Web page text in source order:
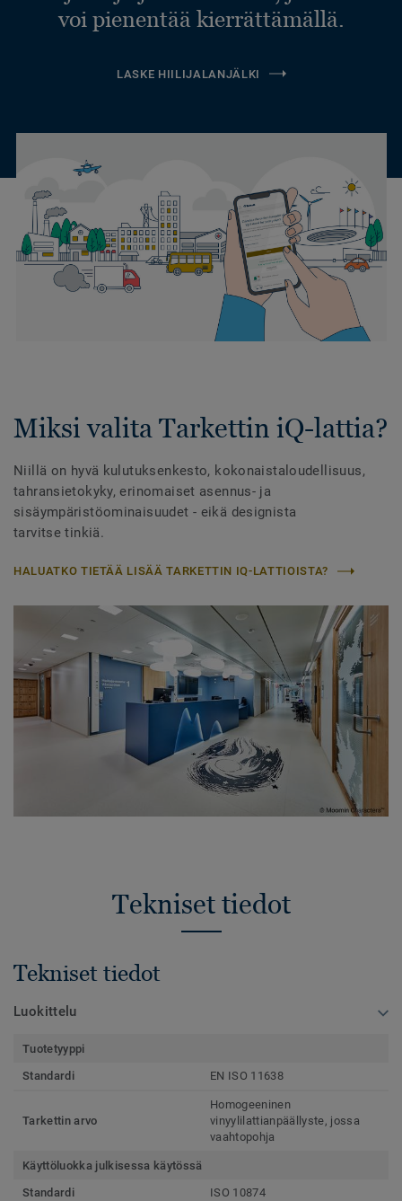
voi pienentää kierrättämällä.
LASKE HIILIJALANJÄLKI
Miksi valita Tarkettin iQ-lattia?
Niillä on hyvä kulutuksenkesto, kokonaistaloudellisuus,
tahransietokyky, erinomaiset asennus- ja
sisäympäristöominaisuudet - eikä designista
tarvitse tinkiä.
HALUATKO TIETÄÄ LISÄÄ TARKETTIN IQ-LATTIOISTA?
Tekniset tiedot
Tekniset tiedot
Luokittelu
Tuotetyyppi
Standardi
EN ISO 11638
Tarkettin arvo
Homogeeninen
vinyylilattianpäällyste, jossa
vaahtopohja
Käyttöluokka julkisessa käytössä
Standardi
ISO 10874